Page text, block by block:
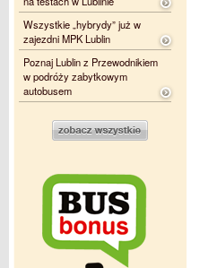
Wszystkie „hybrydy” już w
zajezdni MPK Lublin
Poznaj Lublin z Przewodnikiem
w podróży zabytkowym
autobusem